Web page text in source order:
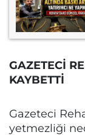
GAZETECİ
KAYBETTİ
Gazeteci
yetmezliği